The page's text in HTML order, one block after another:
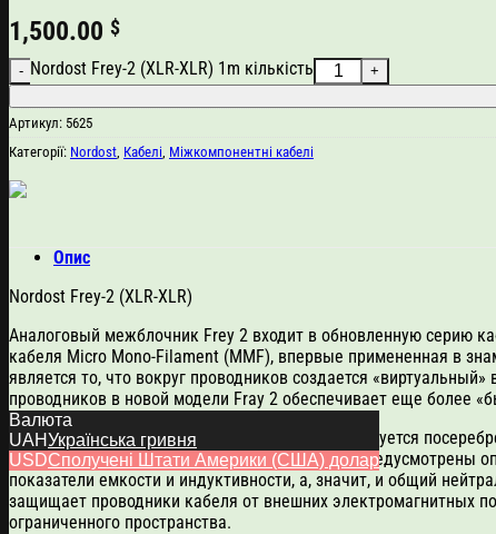
1,500.00 $
Nordost Frey-2 (XLR-XLR) 1m кількість
Артикул: 5625
Категорії: Nordost Кабелі Міжкомпонентні кабелі
Опис
Nordost Frey-2 (XLR-XLR)
Аналоговый межблочник Frey 2 входит в обновленную серию
кабеля Micro Mono-Filament (MMF), впервые примененная в
является то, что вокруг проводников создается
проводников в новой модели Fray 2 обеспечивает еще более
В качестве проводников в кабеле Frey 2 используется
(FEP). Кроме того, конструкцией соединителя
показатели емкости и индуктивности, а, значит, и общий
защищает проводники кабеля от внешних электромагнитных
ограниченного пространства.
Валюта
UAHУкраїнська гривня
USDСполучені Штати Америки (США) долар